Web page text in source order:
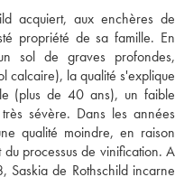
acquiert, aux enchères de
propriété de sa famille. En
sol de graves profondes,
calcaire), la qualité s'explique
(plus de 40 ans), un faible
sévère. Dans les années
qualité moindre, en raison
processus de vinification. A
Saskia de Rothschild incarne